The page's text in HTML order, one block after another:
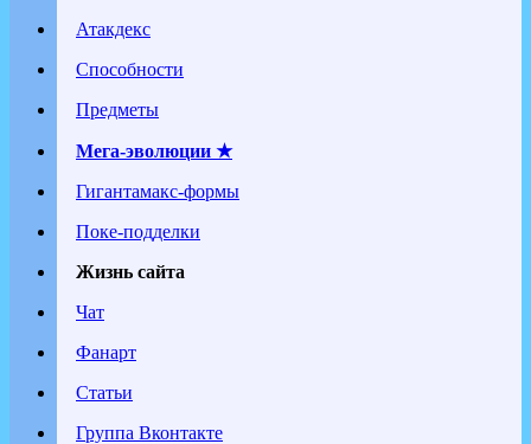
Атакдекс
Способности
Предметы
Мега-эволюции ★
Гигантамакс-формы
Поке-подделки
Жизнь сайта
Чат
Фанарт
Статьи
Группа Вконтакте